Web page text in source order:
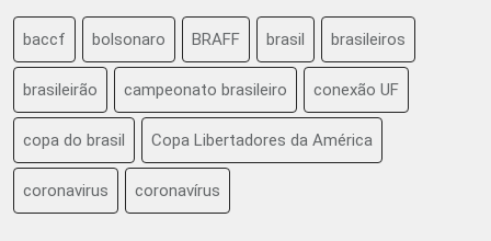
baccf bolsonaro BRAFF brasil brasileiros
brasileirão campeonato brasileiro conexão UF
copa do brasil Copa Libertadores da América
coronavirus coronavírus